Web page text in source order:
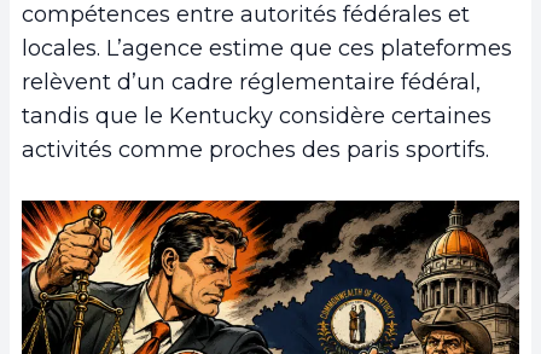
compétences entre autorités fédérales et
locales. L’agence estime que ces plateformes
relèvent d’un cadre réglementaire fédéral,
tandis que le Kentucky considère certaines
activités comme proches des paris sportifs.